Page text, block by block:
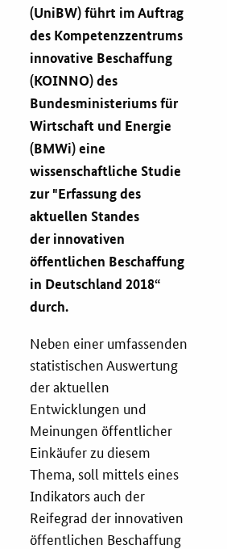
LZK-Rechner
Preis-Leistungs-Gewichtungs-Check
Toolbox
Vergabe-Wahl-O-Mat
Zertifizierung
Startups & innovative KMU
Services
E-Learning
KOINNOvationsplatz
Praxisbeispiele
(UniBW) führt im Auftrag
des Kompetenzzentrums
innovative Beschaffung
(KOINNO) des
Bundesministeriums für
Wirtschaft und Energie
(BMWi) eine
wissenschaftliche Studie
zur "Erfassung des
aktuellen Standes
der innovativen
öffentlichen Beschaffung
in Deutschland 2018“
durch.
Neben einer umfassenden
statistischen Auswertung
der aktuellen
Entwicklungen und
Meinungen öffentlicher
Einkäufer zu diesem
Thema, soll mittels eines
Indikators auch der
Reifegrad der innovativen
öffentlichen Beschaffung